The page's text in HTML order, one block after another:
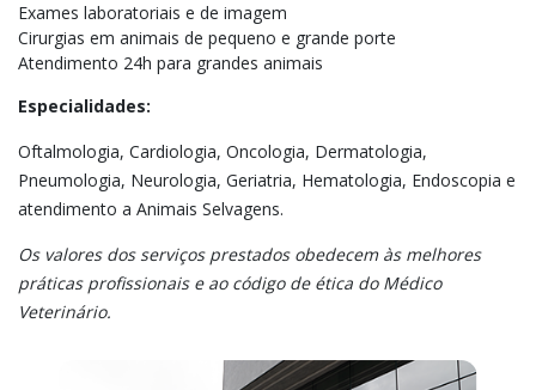
Exames laboratoriais e de imagem
Cirurgias em animais de pequeno e grande porte
Atendimento 24h para grandes animais
Especialidades:
Oftalmologia, Cardiologia, Oncologia, Dermatologia,
Pneumologia, Neurologia, Geriatria, Hematologia, Endoscopia e
atendimento a Animais Selvagens.
Os valores dos serviços prestados obedecem às melhores
práticas profissionais e ao código de ética do Médico
Veterinário.